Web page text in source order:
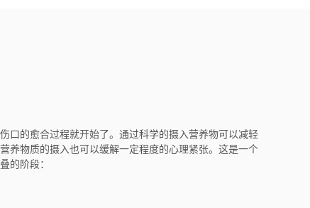
口的愈合过程就开始了。通过科学的摄入营养物可以减轻
养物质的摄入也可以缓解一定程度的心理紧张。这是一个
的阶段：